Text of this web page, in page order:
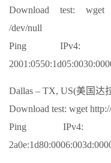
Download test: wget
/dev/null
Ping IPv4:
Dallas – TX, US(美国达
Download test: wget
Ping IPv4: